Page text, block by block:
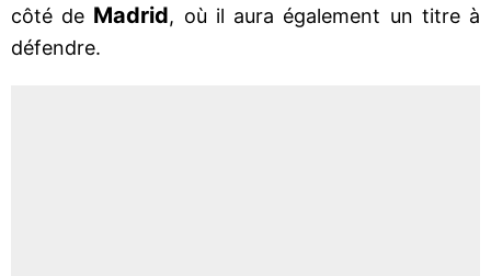
côté de Madrid, où il aura également un titre à
défendre.